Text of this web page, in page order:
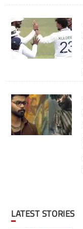
LATEST STORIES